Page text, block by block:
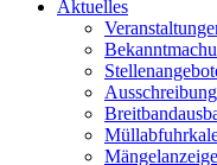
Aktuelles
Mängelanzeige